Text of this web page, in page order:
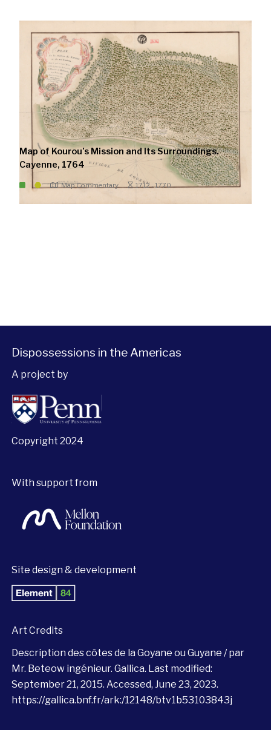
Map of Kourou’s Mission and Its Surroundings.
Cayenne, 1764
Map Commentary 1712 - 1770
Dispossessions in the Americas
A project by
Copyright 2024
With support from
Site design & development
Art Credits
Description des côtes de la Goyane ou Guyane / par
Mr. Beteow ingénieur. Gallica. Last modified:
September 21, 2015. Accessed, June 23, 2023.
https://gallica.bnf.fr/ark:/12148/btv1b53103843j